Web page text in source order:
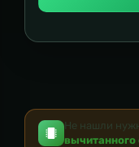
Не нашли